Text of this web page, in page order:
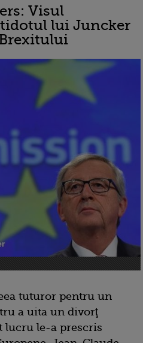
Visul
lui Juncker
tuturor pentru un
a uita un divorţ
lucru le-a prescris